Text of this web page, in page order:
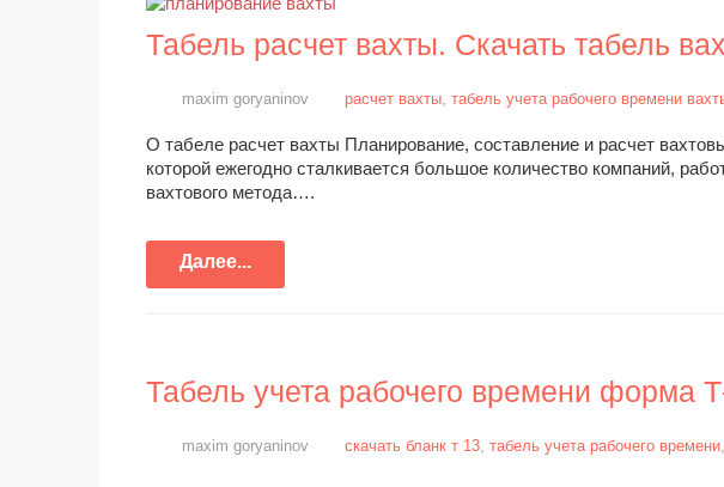
Табель расчет вахты. Скачать табель
maxim goryaninov расчет вахты, табель учета рабочего времени
О табеле расчет вахты Планирование, составление и расчет
которой ежегодно сталкивается большое количество компаний,
вахтового метода….
Далее...
Табель учета рабочего времени форма
maxim goryaninov скачать бланк т 13, табель учета рабочего времени,